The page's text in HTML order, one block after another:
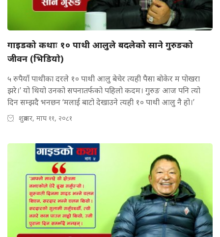
गाइडको कथाः १० पाथी आलुले बदलेको साने गुरुङको
जीवन (भिडियाे)
५ रुपैयाँ पाथीका दरले १० पाथी आलु बेचेर त्यही पैसा बोकेर म पोखरा
झरे।’ यो थियो उनको सपनातर्फको पहिलो कदम। गुरुङ आज पनि त्यो
दिन सम्झदै भनछन ‘मलाई बाटो देखाउने त्यही १० पाथी आलु नै हो।’
शुक्रबार, माघ ११, २०८१